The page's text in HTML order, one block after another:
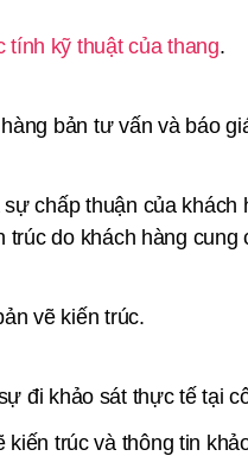
tính kỹ thuật của thang.
bản tư vấn và báo
chấp thuận của
trúc do khách hàng cung
vẽ kiến trúc.
đi khảo sát thực tế tại
kiến trúc và thông tin